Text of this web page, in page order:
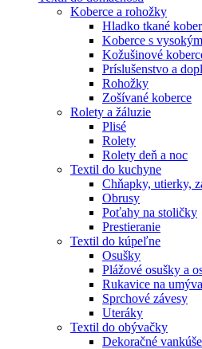
Koberce a rohožky
Hladko tkané
Koberce s
Kožušinové
Príslušenstvo a
Rohožky
Zošívané koberce
Rolety a žáluzie
Plisé
Rolety
Rolety deň a noc
Textil do kuchyne
Chňapky, utierky,
Obrusy
Poťahy na stoličky
Prestieranie
Textil do kúpeľne
Osušky
Plážové osušky a
Rukavice na
Sprchové závesy
Uteráky
Textil do obývačky
Dekoračné vankúše